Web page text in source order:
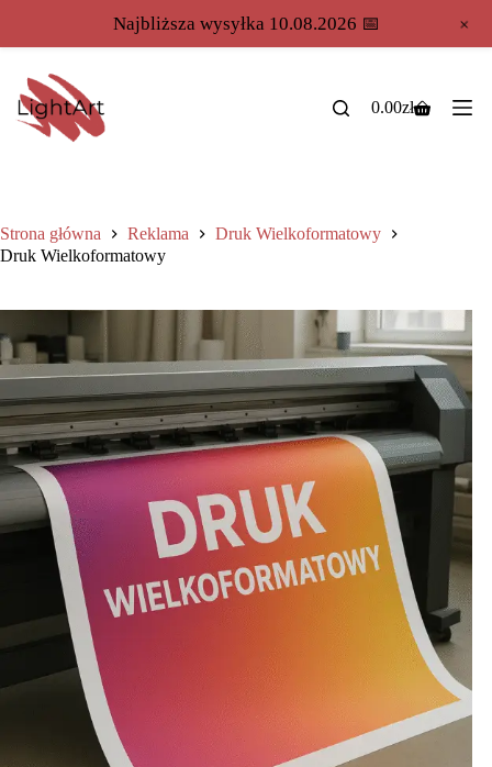
0.00zł
Strona główna Reklama
Druk Wielkoformatowy
Druk Wielkoformatowy
Najbliższa wysyłka 10.08.2026 📅 +